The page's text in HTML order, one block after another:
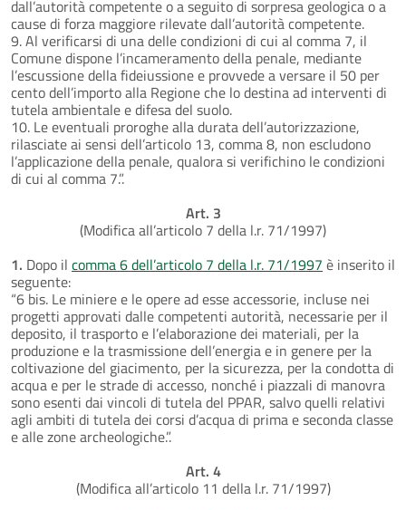
dall’autorità competente o a seguito di sorpresa geologica o a
cause di forza maggiore rilevate dall’autorità competente.
9. Al verificarsi di una delle condizioni di cui al comma 7, il
Comune dispone l’incameramento della penale, mediante
l’escussione della fideiussione e provvede a versare il 50 per
cento dell’importo alla Regione che lo destina ad interventi di
tutela ambientale e difesa del suolo.
10. Le eventuali proroghe alla durata dell’autorizzazione,
rilasciate ai sensi dell’articolo 13, comma 8, non escludono
l’applicazione della penale, qualora si verifichino le condizioni
di cui al comma 7.”.
Art. 3
(Modifica all’articolo 7 della l.r. 71/1997)
1. Dopo il comma 6 dell’articolo 7 della l.r. 71/1997 è inserito il
seguente:
“6 bis. Le miniere e le opere ad esse accessorie, incluse nei
progetti approvati dalle competenti autorità, necessarie per il
deposito, il trasporto e l’elaborazione dei materiali, per la
produzione e la trasmissione dell’energia e in genere per la
coltivazione del giacimento, per la sicurezza, per la condotta di
acqua e per le strade di accesso, nonché i piazzali di manovra
sono esenti dai vincoli di tutela del PPAR, salvo quelli relativi
agli ambiti di tutela dei corsi d’acqua di prima e seconda classe
e alle zone archeologiche.”.
Art. 4
(Modifica all’articolo 11 della l.r. 71/1997)